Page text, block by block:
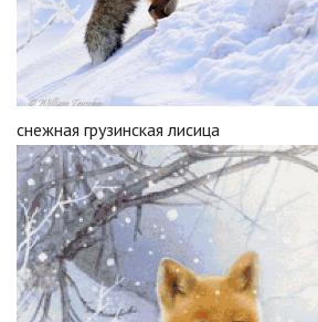
снежная грузинская лисица